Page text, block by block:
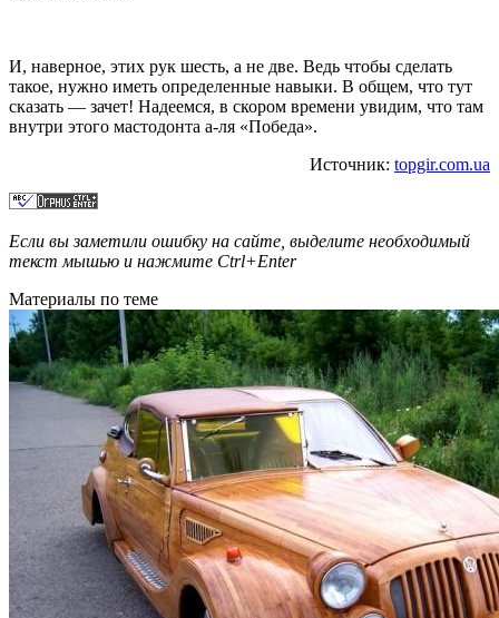
И, наверное, этих рук шесть, а не две. Ведь чтобы сделать
такое, нужно иметь определенные навыки. В общем, что тут
сказать — зачет! Надеемся, в скором времени увидим, что там
внутри этого мастодонта а-ля «Победа».
Источник: topgir.com.ua
Если вы заметили ошибку на сайте, выделите необходимый
текст мышью и нажмите Ctrl+Enter
Материалы по теме